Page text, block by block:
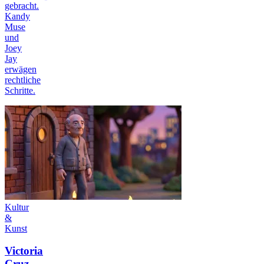
gebracht.
Kandy
Muse
und
Joey
Jay
erwägen
rechtliche
Schritte.
Kultur
&
Kunst
Victoria